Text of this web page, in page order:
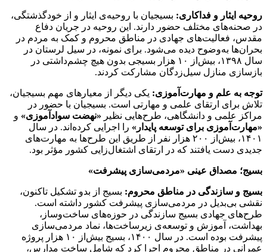
روحیه ایثار و فداکاری: بسیجیان با روحیه‌ی ایثار و از خودگذشتگی،
در صحنه‌های مختلف حضور دارند. این روحیه در جریان دفاع
مقدس، فعالیت‌های جهادی در مناطق محروم و کمک به مردم در
بحران‌ها به‌وضوح دیده می‌شود. برای نمونه، در سیل لرستان در
سال ۱۳۹۸، بیش‌از ۱۰ هزار بسیجی بدون هیچ چشم‌داشتی در
بازسازی منازل سیل‌زدگان مشارکت کردند.
توجه به علم و مهارت‌آموزی: یکی دیگر از معیارهای مهم بسیجیان،
تلاش برای ارتقای علمی و مهارتی است. بسیجیان با حضور در
مراکز علمی و دانشگاهی، طرح‌هایی نظیر «نهضت سوادآموزی» و
«مهارت‌آموزی برای توسعه پایدار» را اجرایی کرده‌اند. در سال
۱۴۰۱، بیش‌از ۲۰۰ هزار نفر از طریق این طرح‌ها به مهارت‌های
جدیدی دست یافتند که در ارتقای اشتغال‌زایی کشور مؤثر بود.
بسیج؛ مصداق عینی «مردمی‌سازی پیشرفت»
بسیج و سازندگی در مناطق محروم: بسیج از بدو تشکیل تاکنون،
نقشی بی‌بدیل در مردمی‌سازی پیشرفت کشور داشته است.
طرح‌های جهادی بسیج سازندگی در حوزه‌های ساخت‌وساز،
بهداشت، آموزش و توسعه‌ی زیرساخت‌ها، نماد مردمی‌سازی
پیشرفت بوده است. در سال ۱۴۰۰، بسیج بیش‌از ۱۰ هزار پروژه
عمرانی در مناطق محروم اجرا کرد که شامل ساخت مدارس،